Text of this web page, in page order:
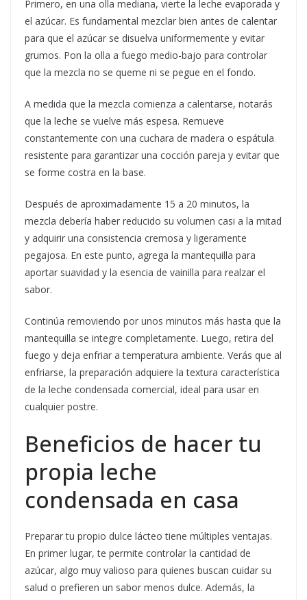
Primero, en una olla mediana, vierte la leche evaporada y
el azúcar. Es fundamental mezclar bien antes de calentar
para que el azúcar se disuelva uniformemente y evitar
grumos. Pon la olla a fuego medio-bajo para controlar
que la mezcla no se queme ni se pegue en el fondo.
A medida que la mezcla comienza a calentarse, notarás
que la leche se vuelve más espesa. Remueve
constantemente con una cuchara de madera o espátula
resistente para garantizar una cocción pareja y evitar que
se forme costra en la base.
Después de aproximadamente 15 a 20 minutos, la
mezcla debería haber reducido su volumen casi a la mitad
y adquirir una consistencia cremosa y ligeramente
pegajosa. En este punto, agrega la mantequilla para
aportar suavidad y la esencia de vainilla para realzar el
sabor.
Continúa removiendo por unos minutos más hasta que la
mantequilla se integre completamente. Luego, retira del
fuego y deja enfriar a temperatura ambiente. Verás que al
enfriarse, la preparación adquiere la textura característica
de la leche condensada comercial, ideal para usar en
cualquier postre.
Beneficios de hacer tu
propia leche
condensada en casa
Preparar tu propio dulce lácteo tiene múltiples ventajas.
En primer lugar, te permite controlar la cantidad de
azúcar, algo muy valioso para quienes buscan cuidar su
salud o prefieren un sabor menos dulce. Además, la